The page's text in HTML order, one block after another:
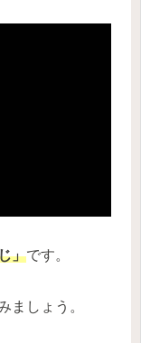
」です。
ましょう。